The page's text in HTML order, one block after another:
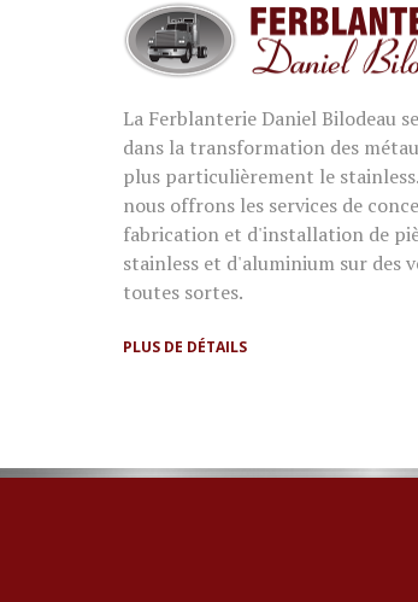
La Ferblanterie Daniel Bilodeau
dans la transformation des
plus particulièrement le
nous offrons les services de
fabrication et d'installation de
stainless et d'aluminium sur des
toutes sortes.
PLUS DE DÉTAILS